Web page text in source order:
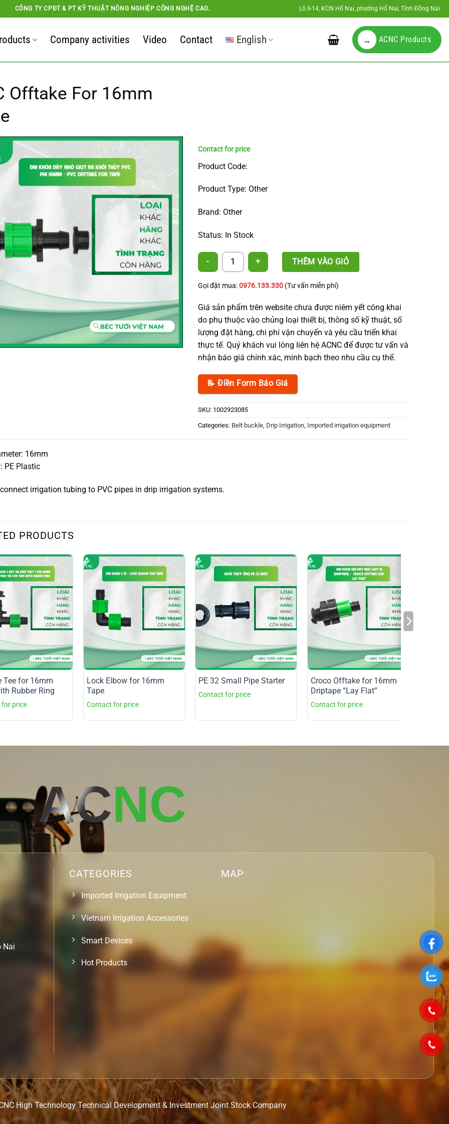
CÔNG TY CPĐT & PT KỸ THUẬT NÔNG NGHIỆP CÔNG NGHỆ CAO. Lô II-14, KCN Hố Nai, phường Hố Nai, Tỉnh Đồng Nai.
Company activities Video Contact English → ACNC Products
Offtake For 16mm
Product Code:
Product Type: Other
Brand: Other
Status: In Stock
PVC Offtake for 16mm Tape quantityTHÊM VÀO GIỎ
Gọi đặt mua:0976.133.330(Tư vấn miễn phí)
Giá sản phẩm trên website chưa được niêm yết công khai
do phụ thuộc vào chủng loại thiết bị, thông số kỹ thuật, số
lượng đặt hàng, chi phí vận chuyển và yêu cầu triển khai
thực tế. Quý khách vui lòng liên hệ ACNC để được tư vấn và
nhận báo giá chính xác, minh bạch theo nhu cầu cụ thể.
📝 Điền Form Báo Giá
SKU: 1002923085
Categories: Belt buckle, Drip Irrigation, Imported irrigation equipment
16mm
PE Plastic
irrigation tubing to PVC pipes in drip irrigation systems.
PRODUCTS
Tee for 16mm
Rubber Ring
Lock Elbow for 16mm
Tape
PE 32 Small Pipe Starter
Croco Offtake for 16mm
Driptape “Lay Flat”
ACNC
Nai
CATEGORIES
Imported Irrigation Equipment
Vietnam Irrigation Accessories
Smart Devices
Hot Products
MAP
High Technology Technical Development & Investment Joint Stock Company